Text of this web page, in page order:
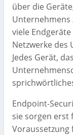
über die
Unternehmens
viele
Netzwerke des
Jedes Gerät,
Endpoint-
sie sorgen erst